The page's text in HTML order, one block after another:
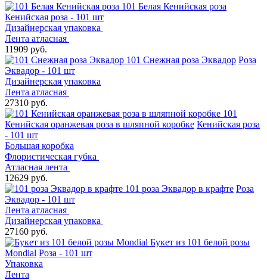
101 Белая Кенийская роза
Кенийская роза - 101 шт
Дизайнерская упаковка
Лента атласная
11909 руб.
101 Снежная роза Эквадор Роза
Эквадор - 101 шт
Дизайнерская упаковка
Лента атласная
27310 руб.
101
Кенийская оранжевая роза в шляпной коробке Кенийская роза
- 101 шт
Большая коробка
Флористическая губка
Атласная лента
12629 руб.
101 роза Эквадор в крафте Роза
Эквадор - 101 шт
Лента атласная
Дизайнерская упаковка
27160 руб.
Букет из 101 белой розы
Mondial Роза - 101 шт
Упаковка
Лента